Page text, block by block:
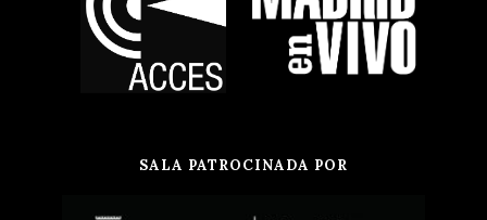
SALA PATROCINADA POR